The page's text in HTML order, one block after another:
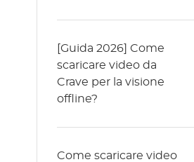
[Guida 2026] Come
scaricare video da
Crave per la visione
offline?
Come scaricare video